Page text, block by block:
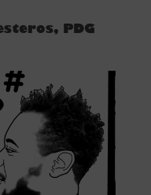
PDG